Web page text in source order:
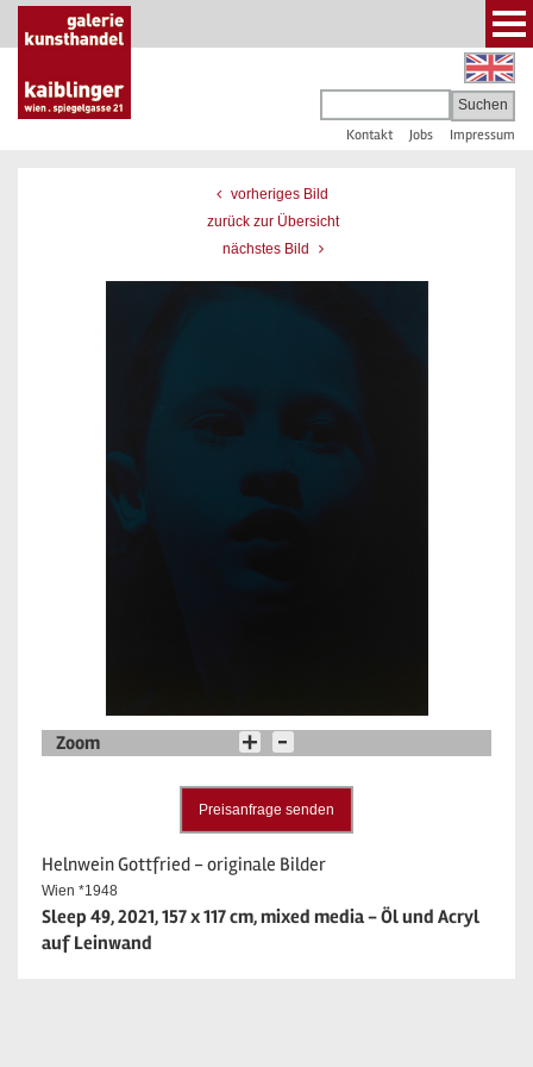
Kontakt Jobs Impressum
vorheriges Bild
zurück zur Übersicht
nächstes Bild
Zoom
Preisanfrage senden
Helnwein Gottfried - originale Bilder
Wien *1948
Sleep 49, 2021, 157 x 117 cm, mixed media - Öl und Acryl
auf Leinwand